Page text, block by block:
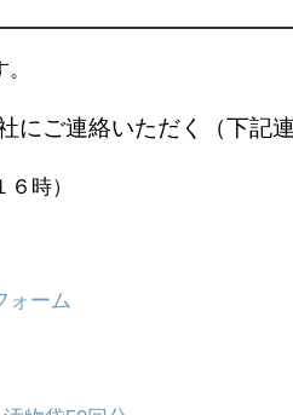
にご連絡いただく（下記
時）
ーム